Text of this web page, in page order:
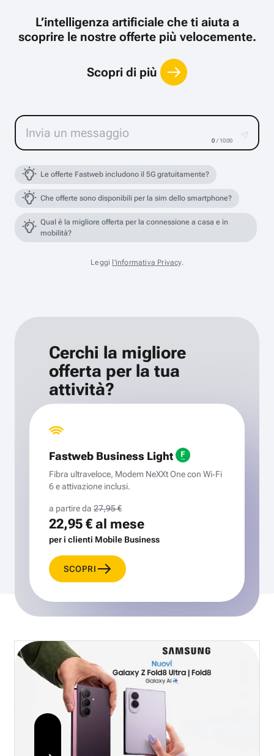
L’intelligenza artificiale che ti aiuta a
scoprire le nostre offerte più velocemente.
Scopri di più
0 / 1000
Le offerte Fastweb includono il 5G gratuitamente?
Che offerte sono disponibili per la sim dello smartphone?
Qual è la migliore offerta per la connessione a casa e in
mobilità?
Leggi l'informativa Privacy.
Cerchi la migliore
offerta per la tua
attività?
Fastweb Business Light
Fibra ultraveloce, Modem NeXXt One con Wi‑Fi
6 e attivazione inclusi.
a partire da 27,95 €
22,95 €al mese
per i clienti Mobile Business
SCOPRI